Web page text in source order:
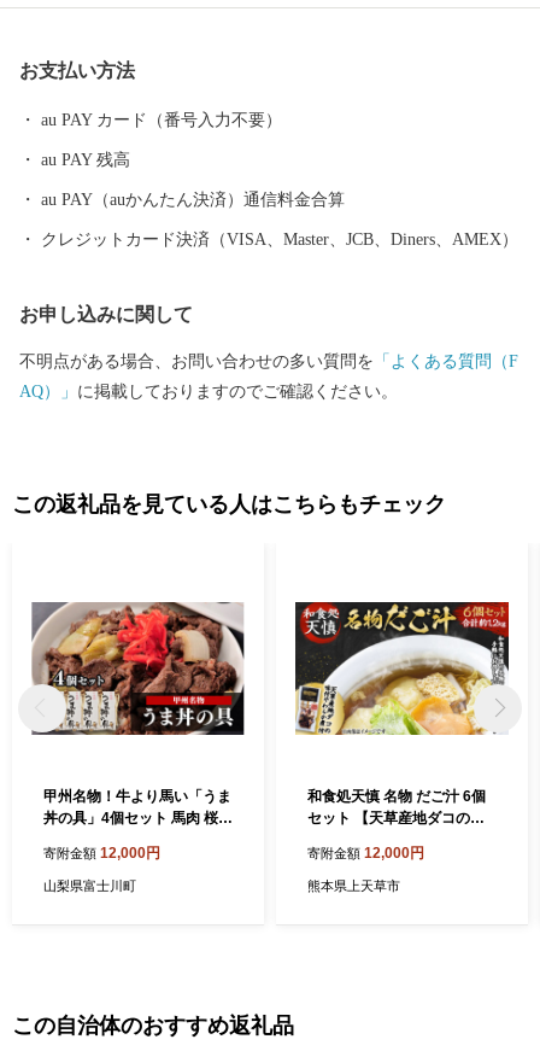
間地域の過疎化も進行している状況ですが、移住定住や交流人口
日々… ふるさとを離れ、都会でご活躍の皆さまにとって、ふる
さとの思い出は、数多くあると思います。 富士川町では、地域
の資源を守り、「暮らしと自然が輝く 交流のまち」をめざし
になっていただきたいと思います。
お支払い方法
au PAY カード（番号入力不要）
au PAY 残高
au PAY（auかんたん決済）通信料金合算
クレジットカード決済（VISA、Master、JCB、Diners、AMEX）
お申し込みに関して
不明点がある場合、お問い合わせの多い質問を 「よくある質問（F
AQ）」 に掲載しておりますのでご確認ください。
この返礼品を見ている人はこちらもチェック
甲州名物！牛より馬い「うま
丼の具」4個セット 馬肉 桜肉
寄附金額 12,000円
山梨県富士川町
和食処天慎 名物 だご汁 6個
セット 【天草産地ダコの味
理 団子汁 だんご汁 約200g×
6個 約1.2kg
寄附金額 12,000円
熊本県上天草市
この自治体のおすすめ返礼品